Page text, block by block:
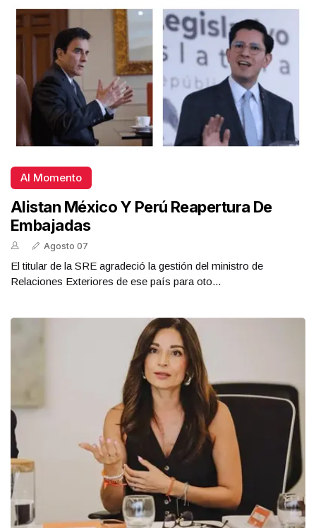
Al Momento
Alistan México Y Perú Reapertura De
Embajadas
Agosto 07
El titular de la SRE agradeció la gestión del ministro de
Relaciones Exteriores de ese país para oto...